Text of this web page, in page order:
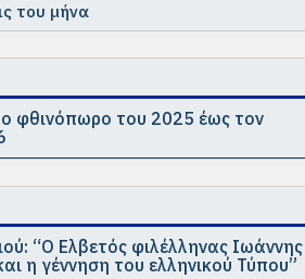
του μήνα
φθινόπωρο του 2025 έως τον
“Ο Ελβετός φιλέλληνας Ιωάννης
η γέννηση του ελληνικού Τύπου”